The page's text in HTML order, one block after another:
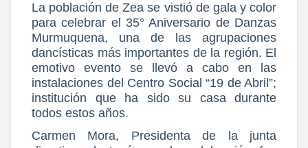
La población de Zea se vistió de gala y color
para celebrar el 35° Aniversario de Danzas
Murmuquena, una de las agrupaciones
dancísticas más importantes de la región. El
emotivo evento se llevó a cabo en las
instalaciones del Centro Social “19 de Abril”;
institución que ha sido su casa durante
todos estos años.
Carmen Mora, Presidenta de la junta